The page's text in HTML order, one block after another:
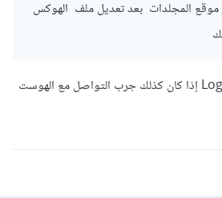
المجلدات بعد تعديل ملف الهوكس
تأكد من هذا في سجل ال Logs إذا كان كذلك جرب التواصل مع الهوست